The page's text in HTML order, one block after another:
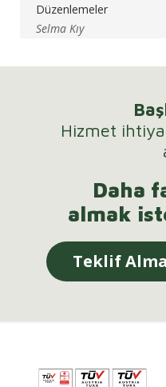
Düzenlemeler
Selma Kıy
Hizmet
Daha
almak
Teklif